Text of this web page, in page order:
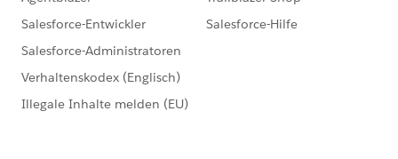
※こちらでの回答はあくまで社員もしくは有識者の
合はケース起票をお願いします。